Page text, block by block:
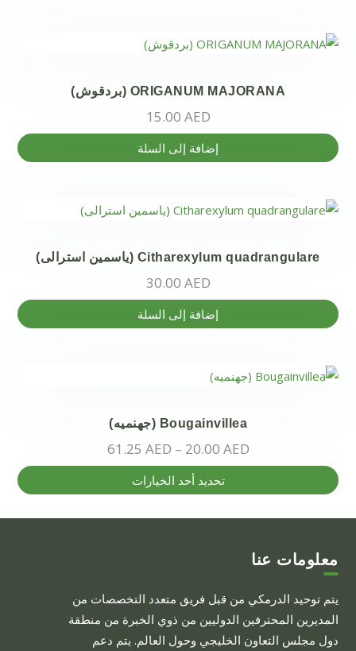
ORIGANUM MAJORANA (بردقوش)
15.00 AED
إضافة إلى السلة
Citharexylum quadrangulare (ياسمين استرالى)
30.00 AED
إضافة إلى السلة
Bougainvillea (جهنميه)
20.00 AED
–
61.25 AED
تحديد أحد الخيارات
هناك
العديد
من
المختلفة
لهذا
المنتج.
يمكن
اختيار
معلومات عنا
يتم توحيد الدرمكي من قبل فريق متعدد التخصصات من
المديرين المحترفين الدوليين من ذوي الخبرة من منطقة
دول مجلس التعاون الخليجي وحول العالم. يتم دعم